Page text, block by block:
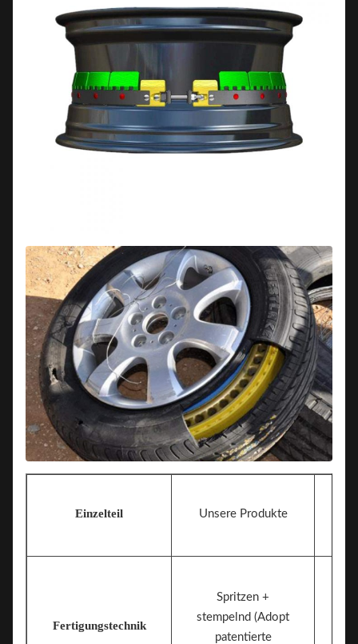
Einzelteil Unsere Produkte
Fertigungstechnik
Spritzen +
stempelnd (Adopt
patentierte